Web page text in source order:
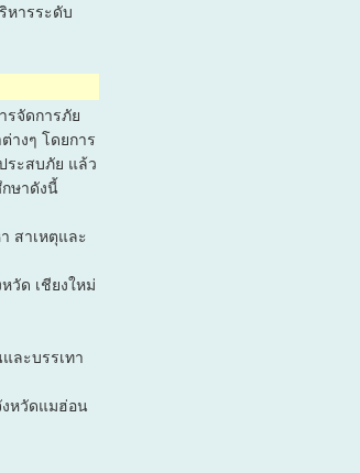
หารระดับ
รจัดการภัย
างๆ โดยการ
ระสบภัย แล้ว
ษาดังนี้
สาเหตุและ
วัด เชียงใหม่
ละบรรเทา
หวัดแมฮ่อน